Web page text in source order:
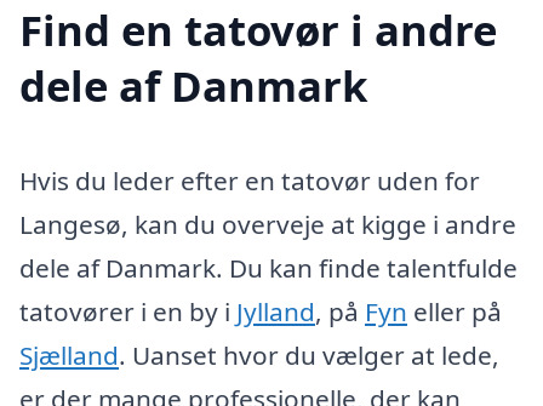
Find en tatovør i andre
dele af Danmark
Hvis du leder efter en tatovør uden for
Langesø, kan du overveje at kigge i andre
dele af Danmark. Du kan finde talentfulde
tatovører i en by i Jylland, på Fyn eller på
Sjælland. Uanset hvor du vælger at lede,
er der mange professionelle, der kan